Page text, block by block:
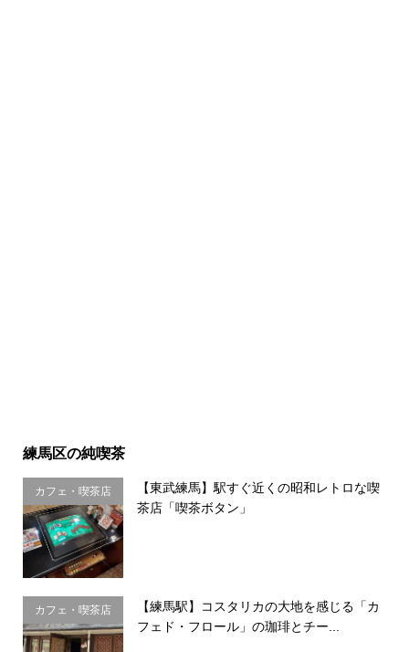
練馬区の純喫茶
カフェ・喫茶店
【東武練馬】駅すぐ近くの昭和レトロな喫
茶店「喫茶ボタン」
カフェ・喫茶店
【練馬駅】コスタリカの大地を感じる「カ
フェド・フロール」の珈琲とチー...